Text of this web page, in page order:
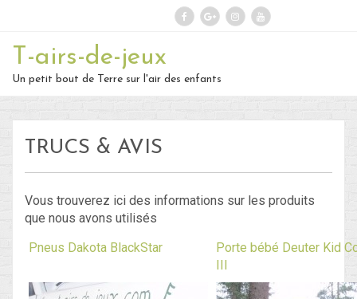
Rechercher :
30 – Du 1er au 6 ou 7 juillet : En route
partie 1 !
T-airs-de-jeux
Un petit bout de Terre sur l'air des enfants
TRUCS & AVIS
Vous trouverez ici des informations sur les produits
que nous avons utilisés
Pneus Dakota BlackStar
Porte bébé Deuter Kid
III